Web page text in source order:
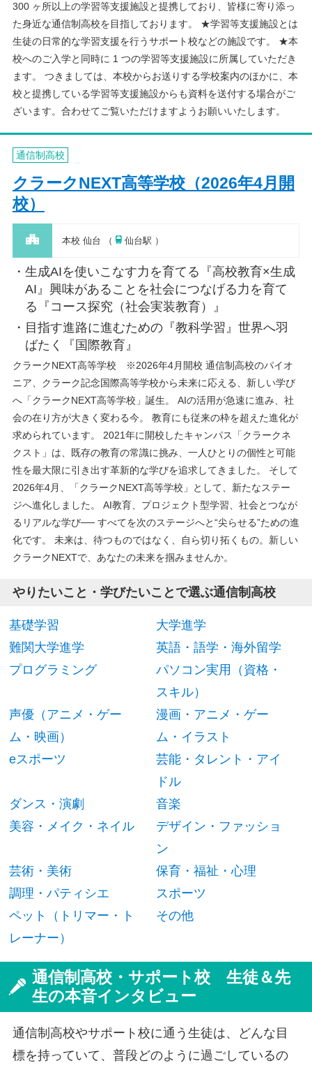
300 ヶ所以上の学習等支援施設と提携しており、皆様に寄り添っ
た身近な通信制高校を目指しております。 ★学習等支援施設とは
生徒の日常的な学習支援を行うサポート校などの施設です。 ★本
校へのご入学と同時に 1 つの学習等支援施設に所属していただき
ます。 つきましては、本校からお送りする学校案内のほかに、本
校と提携している学習等支援施設からも資料を送付する場合がご
ざいます。合わせてご覧いただけますようお願いいたします。
通信制高校
クラークNEXT高等学校（2026年4月開
校）
本校 仙台 （ 仙台駅 ）
生成AIを使いこなす力を育てる『高校教育×生成
AI』興味があることを社会につなげる力を育て
る『コース探究（社会実装教育）』
目指す進路に進むための『教科学習』世界へ羽
ばたく『国際教育』
クラークNEXT高等学校 ※2026年4月開校 通信制高校のパイオ
ニア、クラーク記念国際高等学校から未来に応える、新しい学び
へ「クラークNEXT高等学校」誕生。 AIの活用が急速に進み、社
会の在り方が大きく変わる今。 教育にも従来の枠を超えた進化が
求められています。 2021年に開校したキャンパス「クラークネ
クスト」は、既存の教育の常識に挑み、一人ひとりの個性と可能
性を最大限に引き出す革新的な学びを追求してきました。 そして
2026年4月、「クラークNEXT高等学校」として、新たなステー
ジへ進化しました。 AI教育、プロジェクト型学習、社会とつなが
るリアルな学び── すべてを次のステージへと“尖らせる”ための進
化です。 未来は、待つものではなく、自ら切り拓くもの。新しい
クラークNEXTで、あなたの未来を掴みませんか。
やりたいこと・学びたいことで選ぶ通信制高校
基礎学習
大学進学
難関大学進学
英語・語学・海外留学
プログラミング
パソコン実用（資格・
スキル）
声優（アニメ・ゲー
ム・映画）
漫画・アニメ・ゲー
ム・イラスト
eスポーツ
芸能・タレント・アイ
ドル
ダンス・演劇
音楽
美容・メイク・ネイル
デザイン・ファッショ
ン
芸術・美術
保育・福祉・心理
調理・パティシエ
スポーツ
ペット（トリマー・ト
レーナー）
その他
通信制高校・サポート校 生徒＆先
生の本音インタビュー
通信制高校やサポート校に通う生徒は、どんな目
標を持っていて、普段どのように過ごしているの